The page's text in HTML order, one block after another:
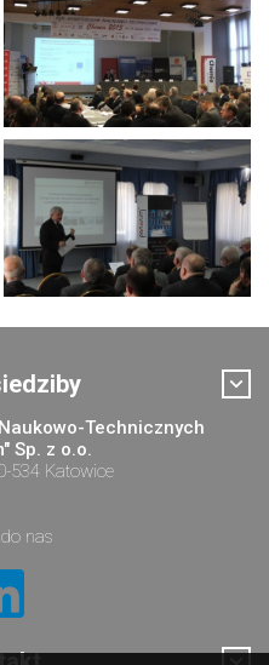
Technicznych
Sp. z o.o.
534 Katowice
nas